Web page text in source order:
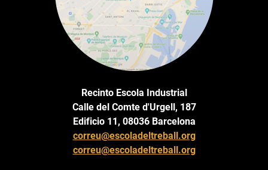
Recinto Escola Industrial
Calle del Comte d'Urgell, 187
Edificio 11, 08036 Barcelona
correu@escoladeltreball.org
correu@escoladeltreball.org